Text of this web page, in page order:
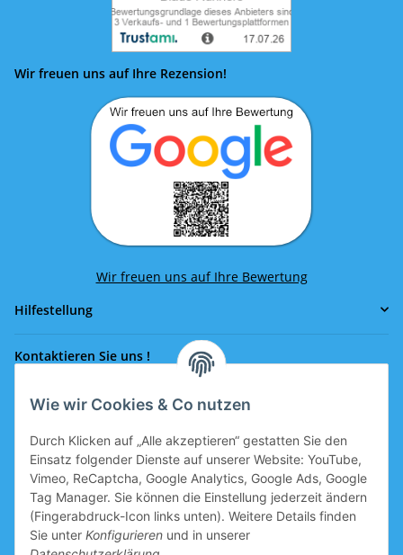
Wie wir Cookies & Co nutzen
Durch Klicken auf „Alle akzeptieren“ gestatten Sie den
Einsatz folgender Dienste auf unserer Website: YouTube,
Vimeo, ReCaptcha, Google Analytics, Google Ads, Google
Tag Manager. Sie können die Einstellung jederzeit ändern
(Fingerabdruck-Icon links unten). Weitere Details finden
Sie unter Konfigurieren und in unserer
Wir freuen uns auf Ihre Rezension!
Wir freuen uns auf Ihre Bewertung
Hilfestellung
Kontaktieren Sie uns !
Rufen Sie uns an!
office@eissport.at
Mitglied der WKO
Informationen